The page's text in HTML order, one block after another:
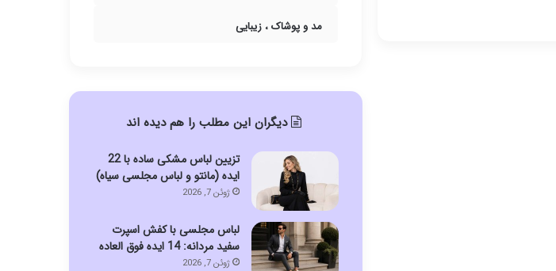
مد و پوشاک ، زیبایی
دیگران این مطلب را هم دیده اند
تزیین لباس مشکی ساده با 22
ایده (مانتو و لباس مجلسی سیاه)
ژوئن 7, 2026
لباس مجلسی با کفش اسپرت
سفید مردانه: 14 ایده فوق العاده
ژوئن 7, 2026